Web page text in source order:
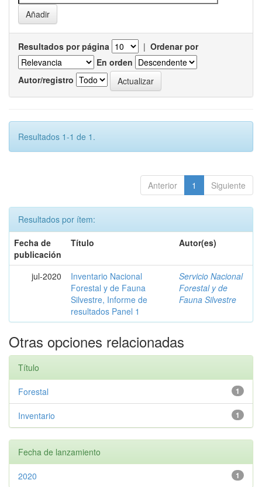
Resultados por página | Ordenar por
En orden
Autor/registro
Resultados 1-1 de 1.
Anterior 1 Siguiente
Resultados por ítem:
Fecha de
publicación
Título Autor(es)
jul-2020
Inventario Nacional
Forestal y de Fauna
Silvestre, Informe de
resultados Panel 1
Servicio Nacional
Forestal y de
Fauna Silvestre
Otras opciones relacionadas
Título
1
Forestal
1
Inventario
Fecha de lanzamiento
1
2020